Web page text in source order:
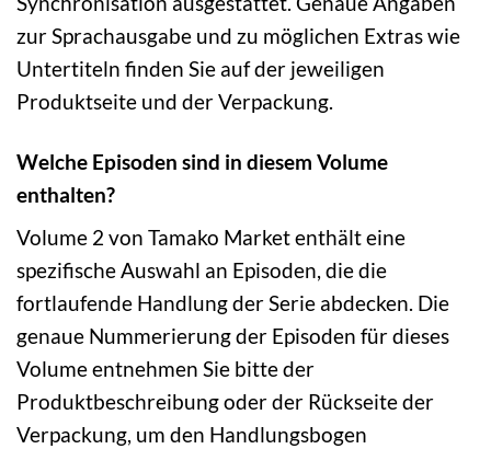
zur Sprachausgabe und zu möglichen Extras wie
Untertiteln finden Sie auf der jeweiligen
Produktseite und der Verpackung.
Welche Episoden sind in diesem Volume
enthalten?
Volume 2 von Tamako Market enthält eine
spezifische Auswahl an Episoden, die die
fortlaufende Handlung der Serie abdecken. Die
genaue Nummerierung der Episoden für dieses
Volume entnehmen Sie bitte der
Produktbeschreibung oder der Rückseite der
Verpackung, um den Handlungsbogen